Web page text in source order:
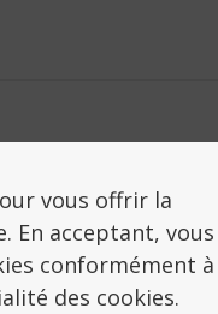
douche Swift.
vous offrir la
En acceptant, vous
conformément à
des cookies.